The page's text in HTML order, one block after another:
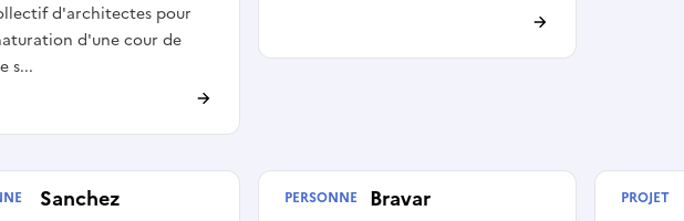
d'architectes pour
d'une cour de
s...
Sanchez Pauline Bravar
PERSONNE PROJET